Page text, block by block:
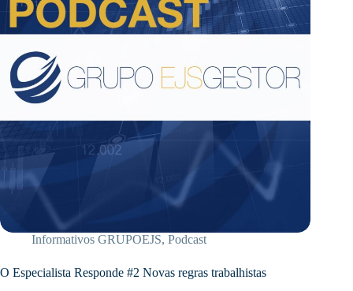
Informativos GRUPOEJS, Podcast
O Especialista Responde #2 Novas regras trabalhistas